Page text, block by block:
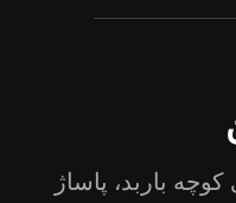
باربد، پاساژ